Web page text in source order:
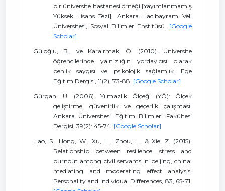
bir üniversite hastanesi örneği [Yayımlanmamış
Yüksek Lisans Tezi], Ankara Hacıbayram Veli
Üniversitesi, Sosyal Bilimler Enstitüsü. [Google
Scholar]
Güloğlu, B., ve Karaırmak, Ö. (2010). Üniversite
öğrencilerinde yalnızlığın yordayıcısı olarak
benlik saygısı ve psikolojik sağlamlık. Ege
Eğitim Dergisi, 11(2), 73-88. [Google Scholar]
Gürgan, U. (2006). Yılmazlık Ölçeği (YÖ): Ölçek
geliştirme, güvenirlik ve geçerlik çalışması.
Ankara Üniversitesi Eğitim Bilimleri Fakültesi
Dergisi, 39(2): 45-74. [Google Scholar]
Hao, S., Hong, W., Xu, H., Zhou, L., & Xie, Z. (2015).
Relationship between resilience, stress and
burnout among civil servants in beijing, china:
mediating and moderating effect analysis.
Personality and Individual Differences, 83, 65-71.